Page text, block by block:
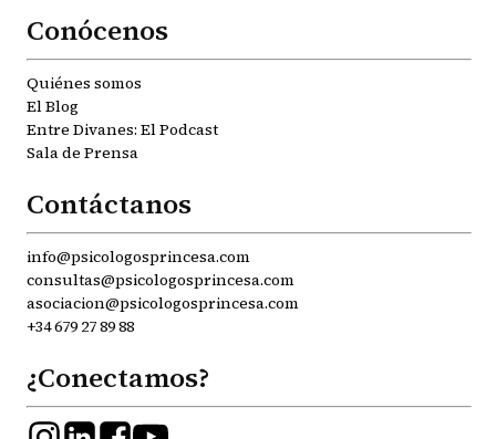
Conócenos
Quiénes somos
El Blog
Entre Divanes: El Podcast
Sala de Prensa
Contáctanos
info@psicologosprincesa.com
consultas@psicologosprincesa.com
asociacion@psicologosprincesa.com
+34 679 27 89 88
¿Conectamos?